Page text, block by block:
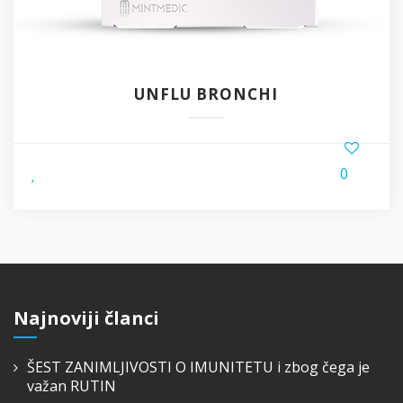
UNFLU BRONCHI
, 0
Najnoviji članci
ŠEST ZANIMLJIVOSTI O IMUNITETU i zbog čega je
važan RUTIN